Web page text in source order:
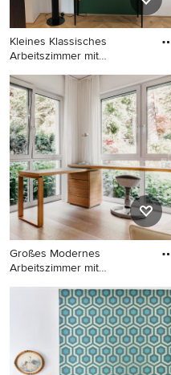
Kleines Klassisches
Arbeitszimmer mit
Kleines Klassisches
Arbeitszimmer mit
Arbeitsplatz, grüner
Wandfarbe, hellem
Holzboden, freistehendem
Schreibtisch und
Kassettendecke in Bordeaux
Großes Modernes
Arbeitszimmer mit
Großes Modernes
Arbeitszimmer mit
Arbeitsplatz, weißer
Wandfarbe, hellem
Holzboden, freistehendem